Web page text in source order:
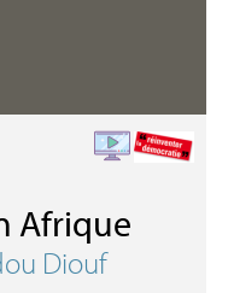
Afrique
Diouf